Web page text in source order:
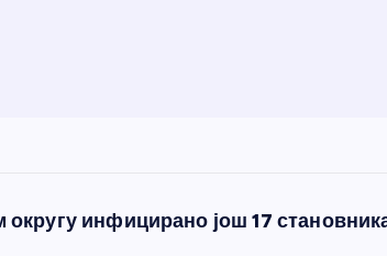
округу инфицирано још 17